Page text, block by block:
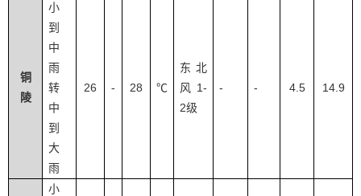
铜
陵
小
到
中
雨
转
中
到
大
雨
26 - 28 ℃
东北
风 1-
2级
- - 4.5 14.9
小